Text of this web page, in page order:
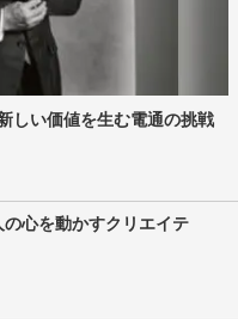
しい価値を生む電通の挑戦
の心を動かすクリエイテ